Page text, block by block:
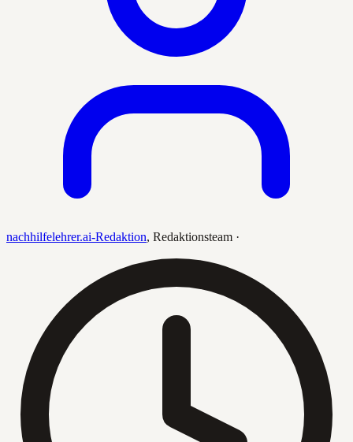
nachhilfelehrer.ai-Redaktion, Redaktionsteam ·